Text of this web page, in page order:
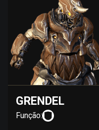
GRENDEL
Função: